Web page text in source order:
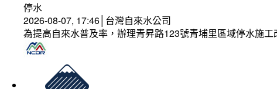
停水
2026-08-07, 17:46│台灣自來水公司
為提高自來水普及率，辦理青昇路123號青埔里區域停水施工